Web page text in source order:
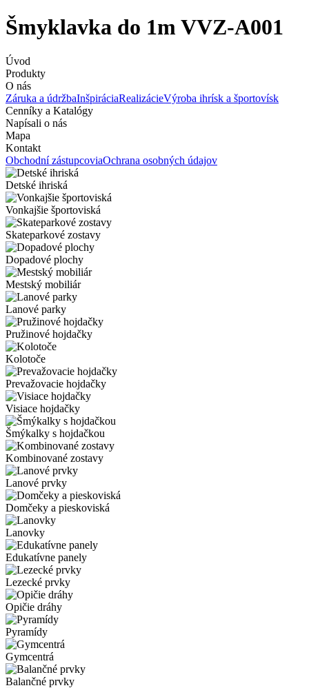
Šmyklavka do 1m VVZ-A001
Úvod
Produkty
O nás
Záruka a údržbaInšpiráciaRealizácieVýroba ihrísk a športovísk
Cenníky a Katalógy
Napísali o nás
Mapa
Kontakt
Obchodní zástupcoviaOchrana osobných údajov
Detské ihriská
Vonkajšie športoviská
Skateparkové zostavy
Dopadové plochy
Mestský mobiliár
Lanové parky
Pružinové hojdačky
Kolotoče
Prevažovacie hojdačky
Visiace hojdačky
Šmýkalky s hojdačkou
Kombinované zostavy
Lanové prvky
Domčeky a pieskoviská
Lanovky
Edukatívne panely
Lezecké prvky
Opičie dráhy
Pyramídy
Gymcentrá
Balančné prvky